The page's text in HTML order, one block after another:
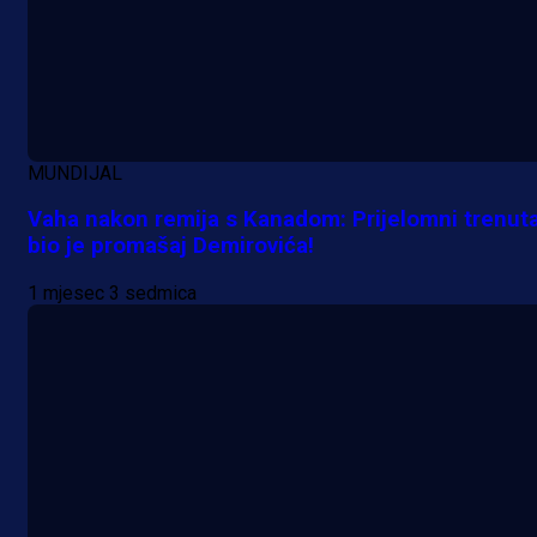
MUNDIJAL
Vaha nakon remija s Kanadom: Prijelomni
bio je promašaj Demirovića!
1 mjesec 3 sedmica